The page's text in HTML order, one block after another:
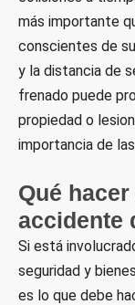
más importante
conscientes de
y la distancia de
frenado puede
propiedad o
importancia de
Qué
accidente
Si está
seguridad y
es lo que debe